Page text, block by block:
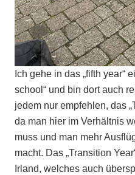
Ich gehe in das „fifth year“
school“ und bin dort auch
jedem nur empfehlen, das
da man hier im Verhältnis
muss und man mehr
macht. Das „Transition
Irland, welches auch